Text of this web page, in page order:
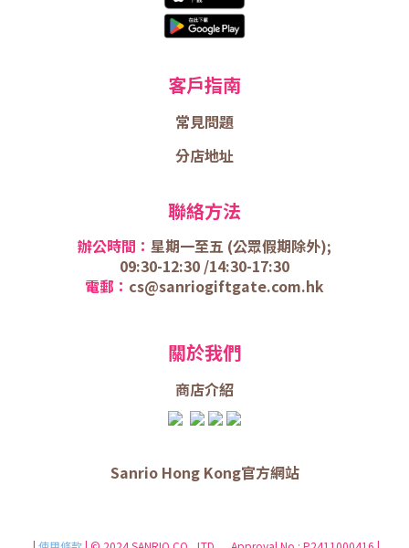
客戶指南
常見問題
分店地址
聯絡方法
辦公時間： 星期一至五 (公眾假期除外);
09:30-12:30 /14:30-17:30
電郵： cs@sanriogiftgate.com.hk
關於我們
商店介紹
Sanrio Hong Kong官方網站